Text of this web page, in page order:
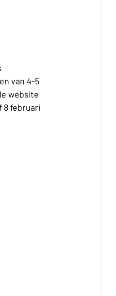
van 4-5
website
8 februari